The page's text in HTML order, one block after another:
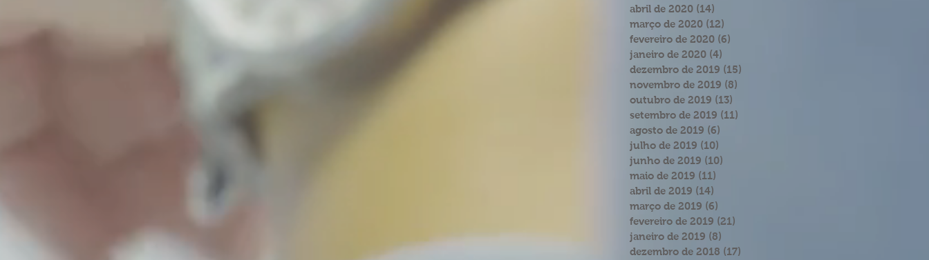
abril de 2020 (14)
março de 2020 (12)
fevereiro de 2020 (6)
janeiro de 2020 (4)
dezembro de 2019 (15)
novembro de 2019 (8)
outubro de 2019 (13)
setembro de 2019 (11)
agosto de 2019 (6)
julho de 2019 (10)
junho de 2019 (10)
maio de 2019 (11)
abril de 2019 (14)
março de 2019 (6)
fevereiro de 2019 (21)
janeiro de 2019 (8)
dezembro de 2018 (17)